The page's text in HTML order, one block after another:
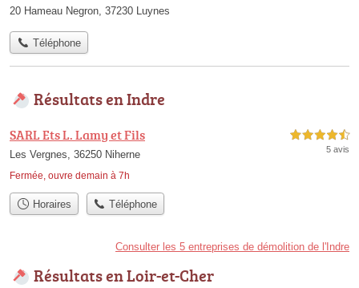
20 Hameau Negron, 37230 Luynes
Téléphone
Résultats en Indre
SARL Ets L. Lamy et Fils
Les Vergnes, 36250 Niherne
Fermée, ouvre demain à 7h
4,5 étoiles sur 5
5 avis
Horaires Téléphone
Consulter les 5 entreprises de démolition de l'Indre
Résultats en Loir-et-Cher